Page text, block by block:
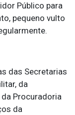
Público para
pequeno vulto
das Secretarias
da
Procuradoria
da